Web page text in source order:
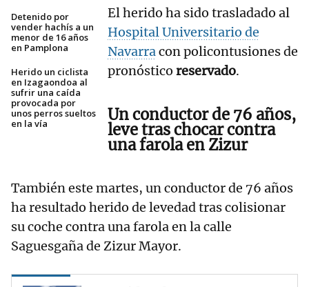
Detenido por
vender hachís a un
menor de 16 años
en Pamplona
Herido un ciclista
en Izagaondoa al
sufrir una caída
provocada por
unos perros sueltos
en la vía
El herido ha sido trasladado al
Hospital Universitario de
Navarracon policontusiones de
pronóstico reservado.
Un conductor de 76 años,
leve tras chocar contra
una farola en Zizur
También este martes, un conductor de 76 años
ha resultado herido de levedad tras colisionar
su coche contra una farola en la calle
Saguesgaña de Zizur Mayor.